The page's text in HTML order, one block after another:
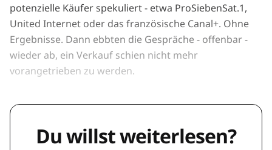
potenzielle Käufer spekuliert - etwa ProSiebenSat.1,
United Internet oder das französische Canal+. Ohne
Ergebnisse. Dann ebbten die Gespräche - offenbar -
wieder ab, ein Verkauf schien nicht mehr
vorangetrieben zu werden.
Du willst weiterlesen?